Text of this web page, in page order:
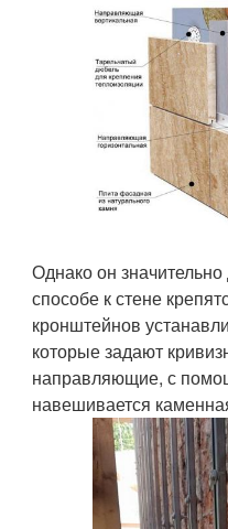
Однако он
способе к стене
кронштейнов
которые задают
направляющие, с
навешивается